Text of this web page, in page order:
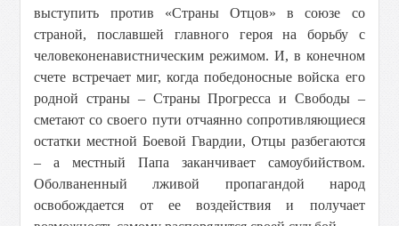
выступить против «Страны Отцов» в союзе со
страной, пославшей главного героя на борьбу с
человеконенавистническим режимом. И, в конечном
счете встречает миг, когда победоносные войска его
родной страны – Страны Прогресса и Свободы –
сметают со своего пути отчаянно сопротивляющиеся
остатки местной Боевой Гвардии, Отцы разбегаются
– а местный Папа заканчивает самоубийством.
Оболваненный лживой пропагандой народ
освобождается от ее воздействия и получает